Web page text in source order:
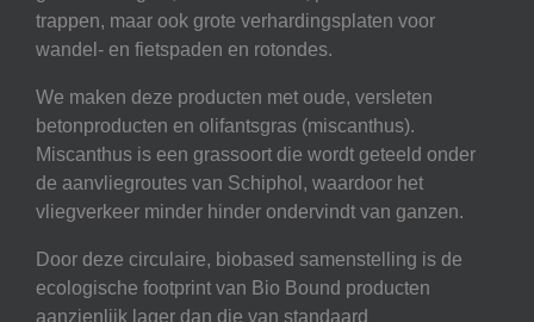
trappen, maar ook grote verhardingsplaten voor
wandel- en fietspaden en rotondes.
We maken deze producten met oude, versleten
betonproducten en olifantsgras (miscanthus).
Miscanthus is een grassoort die wordt geteeld onder
de aanvliegroutes van Schiphol, waardoor het
vliegverkeer minder hinder ondervindt van ganzen.
Door deze circulaire, biobased samenstelling is de
ecologische footprint van Bio Bound producten
aanzienlijk lager dan die van standaard